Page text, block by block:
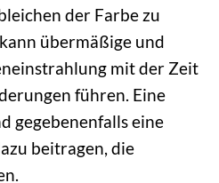
der Farbe zu
übermäßige und
mit der Zeit
führen. Eine
gegebenenfalls eine
beitragen, die